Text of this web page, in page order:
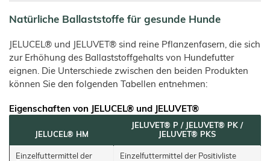
Natürliche Ballaststoffe für gesunde Hunde
JELUCEL® und JELUVET® sind reine Pflanzenfasern, die sich
zur Erhöhung des Ballaststoffgehalts von Hundefutter
eignen. Die Unterschiede zwischen den beiden Produkten
können Sie den folgenden Tabellen entnehmen:
Eigenschaften von JELUCEL® und JELUVET®
JELUCEL® HM
JELUVET® P / JELUVET® PK /
JELUVET® PKS
Einzelfuttermittel der
Einzelfuttermittel der Positivliste